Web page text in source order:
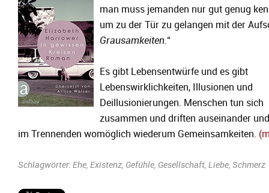
man muss jemanden nur gut genug
um zu der Tür zu gelangen mit der
Grausamkeiten.“
Es gibt Lebensentwürfe und es gibt
Lebenswirklichkeiten, Illusionen und
Deillusionierungen. Menschen tun sich
zusammen und driften auseinander
im Trennenden womöglich wiederum Gemeinsamkeiten.
Schlagwörter: Ehe, Existenz, Gefühle, Gesellschaft, Liebe, Schmerz